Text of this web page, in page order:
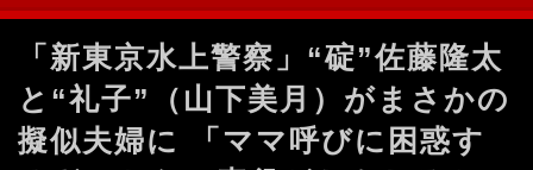
「新東京水上警察」“碇”佐藤隆太
と“礼子”（山下美月）がまさかの
擬似夫婦に 「ママ呼びに困惑す